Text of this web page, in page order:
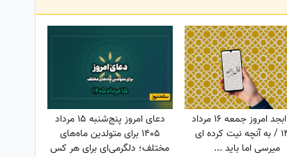
فال ابجد امروز جمعه 16 مرداد
1405 / به آنچه نیت کرده ای
میرسی اما باید ...
دعای امروز پنج‌شنبه 15 مرداد
1405 برای متولدین ماه‌های
مختلف؛ دلگرمی‌ای برای هر کس